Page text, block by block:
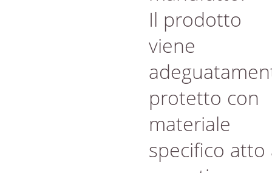
Il prodotto
viene
protetto con
materiale
specifico atto